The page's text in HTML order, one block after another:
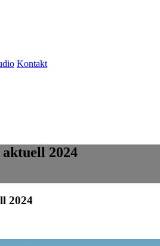
Kontakt
2024
2024